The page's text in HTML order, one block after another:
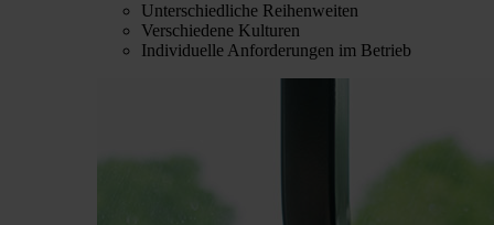
Unterschiedliche Reihenweiten
Verschiedene Kulturen
Individuelle Anforderungen im Betrieb